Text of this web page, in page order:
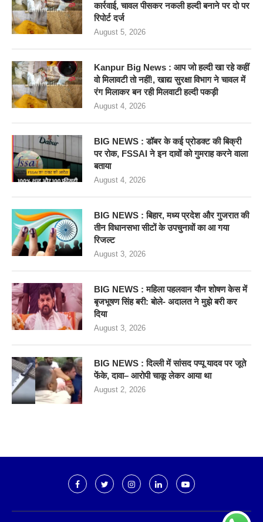
कार्रवाई, चावल पीसकर नकली हल्दी बनाने पर दो पर
रिपोर्ट दर्ज
August 5, 2026
Kanpur Big News : आप जो हल्दी खा रहे कहीं
वो मिलावटी तो नहीं!, खाद्य सुरक्षा विभाग ने चावल में
रंग मिलाकर बन रही मिलवाटी हल्दी पकड़ी
August 4, 2026
BIG NEWS : डॉबर के कई प्रोडक्ट की बिक्री
पर रोक, FSSAI ने इन दावों को गुमराह करने वाला
बताया
August 4, 2026
BIG NEWS : बिहार, मध्य प्रदेश और गुजरात की
तीन विधानसभा सीटों के उपचुनावों का आ गया
रिजल्ट
August 3, 2026
BIG NEWS : महिला पहलवान यौन शोषण केस में
बृजभूषण सिंह बरी: बोले- अदालत ने मुझे बरी कर
दिया
August 3, 2026
BIG NEWS : दिल्ली में सांसद पप्पू यादव पर जूते
फेंके, दावा– आरोपी चाकू लेकर आया था
August 2, 2026